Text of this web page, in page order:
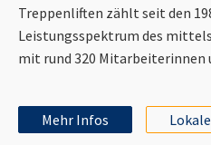
Treppenliften zählt seit den
Leistungsspektrum des
mit rund 320 Mitarbeiterinnen
Mehr Infos